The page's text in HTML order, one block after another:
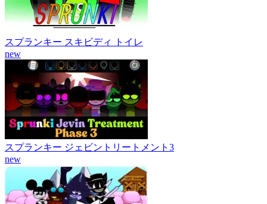
スプランキー スキビディ トイレ
new
スプランキー ジェビントリートメント3
new